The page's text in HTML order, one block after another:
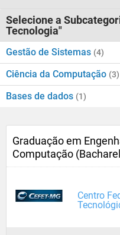
Selecione a
Tecnologia"
Gestão de Sistemas (4)
Ciência da Computação (3)
Bases de dados (1)
Graduação em
Computação
Centro